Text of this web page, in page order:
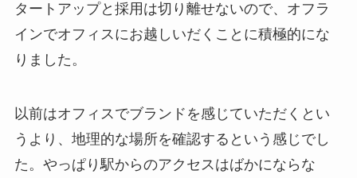
タートアップと採用は切り離せないので、オフラ
インでオフィスにお越しいだくことに積極的にな
りました。
以前はオフィスでブランドを感じていただくとい
うより、地理的な場所を確認するという感じでし
た。やっぱり駅からのアクセスはばかにならな